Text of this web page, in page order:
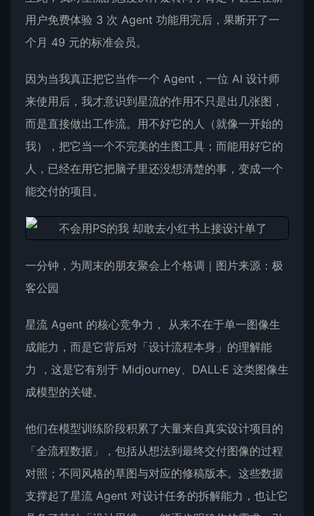
用户免费体验 3 次 Agent 功能用完后，果断开了一
个月 49 元的标准会员。
因为当我真正把它当作一个 Agent，一位 AI 设计师
来使用后，我才意识到星流的作用不只是出几张图，
而是直接做出工作流。用不好它的人（就像一开始的
我），把它当一个不完美的生图工具；而能用好它的
人，已经在用它把脑子里还没想清楚的事，变成一个
能交付的项目。
一分钟，为周末的朋友聚会上个格调｜图片来源：极
客公园
星流 Agent 的核心竞争力， 从来不在于单一图像生
成能力，而是它背后对「设计流程本身」的理解能
力 ，这是它有别于 Midjourney、DALL·E 这类图像生
成模型的关键。
他们在模型训练阶段积累了大量来自真实设计项目的
「全流程数据」，包括从想法到最终交付图像的过程
对照；不同风格的草图与对应的修稿版本。这些数据
支撑起了星流 Agent 对设计任务的拆解能力，也让它